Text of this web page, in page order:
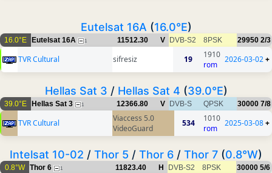
Eutelsat 16A (16.0°E)
16.0°E Eutelsat 16A 1 11512.30 V DVB-S2 8PSK 29950 2/3
TVR Cultural sifresiz 19
1910
rom
2026-03-02+
Hellas Sat 3 / Hellas Sat 4 (39.0°E)
39.0°E Hellas Sat 3 1 12366.80 V DVB-S QPSK 30000 7/8
TVR Cultural
Viaccess 5.0
VideoGuard
534
1010
rom
2025-03-08+
Intelsat 10-02 / Thor 5 / Thor 6 / Thor 7 (0.8°W)
0.8°W Thor 6 1 11823.40 H DVB-S2 8PSK 30000 5/6